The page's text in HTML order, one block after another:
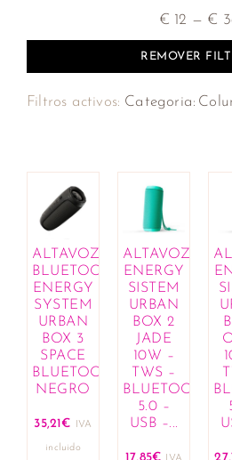
€ 12 — €
REMOVER
Filtros activos: Categoria:
ALTAVOZ
BLUETOOTH
ENERGY
SYSTEM
URBAN
BOX 3
SPACE
BLUETOOTH
NEGRO
35,21€ IVA
incluido
ALTAVOZ
ENERGY
SISTEM
URBAN
BOX 2
JADE
10W –
TWS –
BLUETOOTH
5.0 –
USB –...